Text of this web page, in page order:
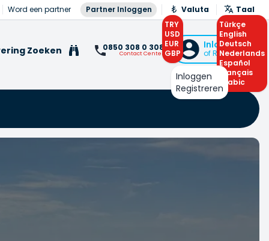
Word een partner Partner Inloggen
Valuta
TRY
USD
EUR
GBP
Taal
Türkçe
English
Deutsch
Nederlands
Español
Français
Arabic
Zoeken 0850 308 0 308
Contact Center
Inloggen
of Registreren
Inloggen
Registreren